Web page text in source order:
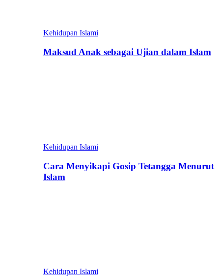
Kehidupan Islami
Maksud Anak sebagai Ujian dalam Islam
Kehidupan Islami
Cara Menyikapi Gosip Tetangga Menurut
Islam
Kehidupan Islami